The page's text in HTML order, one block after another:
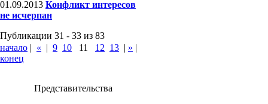
01.09.2013 Конфликт интересов
не исчерпан
Публикации 31 - 33 из 83
начало | « | 9 10 11 12 13 | » |
конец
Представительства